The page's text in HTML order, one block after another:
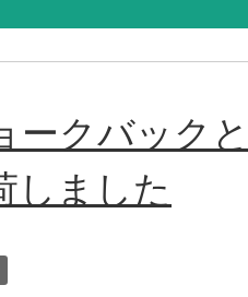
ークバック
しました